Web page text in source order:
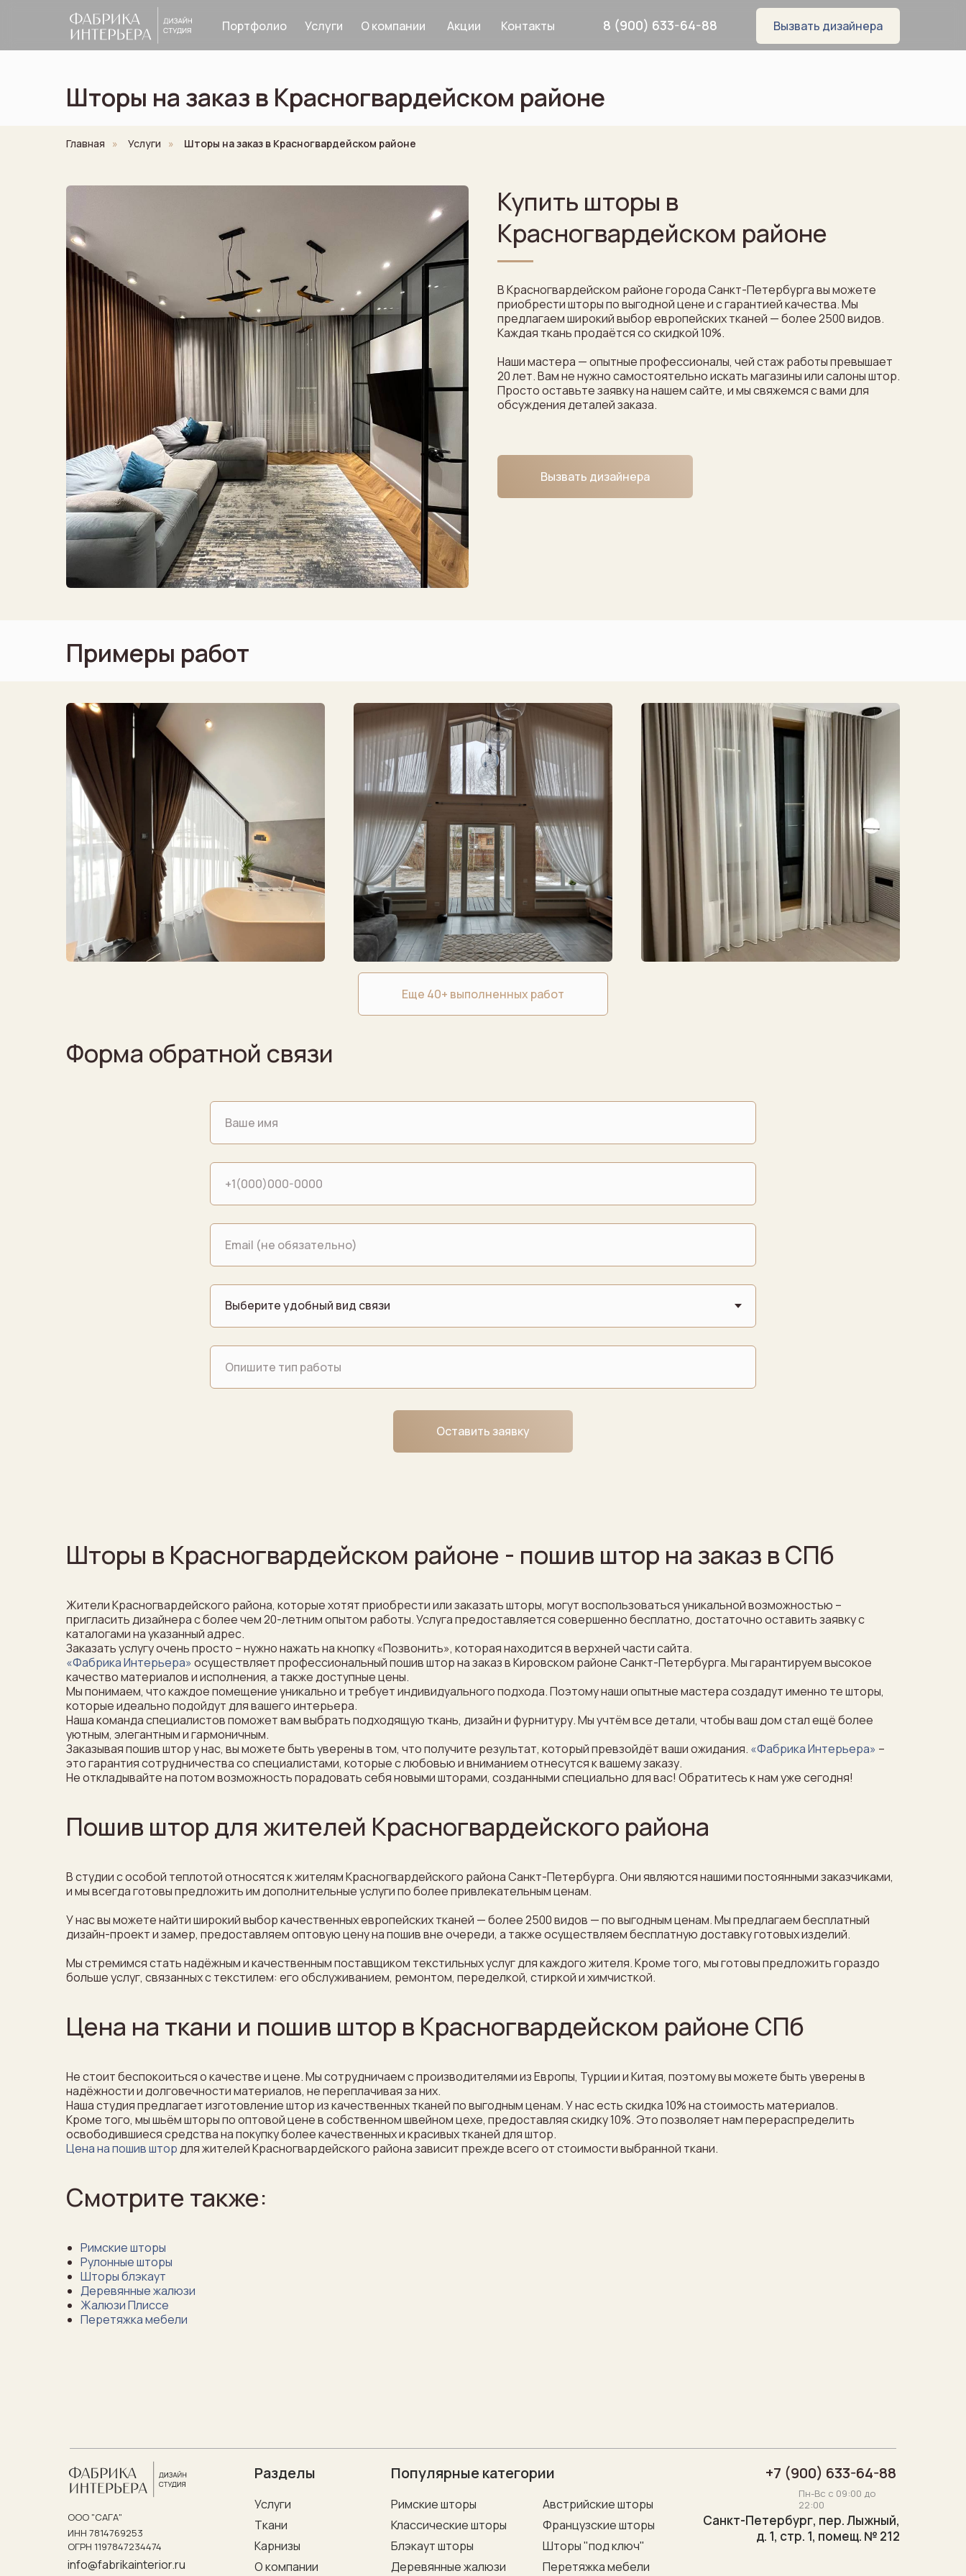
8 900 633 64 88
8 (900) 633-64-88
WhatsApp
Вызвать дизайнера
О компании
Портфолио Контакты
Портфолио Услуги О компании
Дизайнерам
Контакты
Акции
Шторы на заказ в Красногвардейском районе
Главная » Услуги » Шторы на заказ в Красногвардейском районе
Купить шторы в
Красногвардейском районе
В Красногвардейском районе города Санкт-Петербурга вы можете
приобрести шторы по выгодной цене и с гарантией качества. Мы
предлагаем широкий выбор европейских тканей — более 2500 видов.
Каждая ткань продаётся со скидкой 10%.
Наши мастера — опытные профессионалы, чей стаж работы превышает
20 лет. Вам не нужно самостоятельно искать магазины или салоны штор.
Просто оставьте заявку на нашем сайте, и мы свяжемся с вами для
обсуждения деталей заказа.
Вызвать дизайнера
Примеры работ
Еще 40+ выполненных работ
Форма обратной связи
Оставить заявку
Шторы в Красногвардейском районе - пошив штор на заказ в СПб
Жители Красногвардейского района, которые хотят приобрести или заказать шторы, могут воспользоваться уникальной возможностью –
пригласить дизайнера с более чем 20-летним опытом работы. Услуга предоставляется совершенно бесплатно, достаточно оставить заявку с
каталогами на указанный адрес.
Заказать услугу очень просто – нужно нажать на кнопку «Позвонить», которая находится в верхней части сайта.
«Фабрика Интерьера» осуществляет профессиональный пошив штор на заказ в Кировском районе Санкт-Петербурга. Мы гарантируем высокое
качество материалов и исполнения, а также доступные цены.
Мы понимаем, что каждое помещение уникально и требует индивидуального подхода. Поэтому наши опытные мастера создадут именно те шторы,
которые идеально подойдут для вашего интерьера.
Наша команда специалистов поможет вам выбрать подходящую ткань, дизайн и фурнитуру. Мы учтём все детали, чтобы ваш дом стал ещё более
уютным, элегантным и гармоничным.
Заказывая пошив штор у нас, вы можете быть уверены в том, что получите результат, который превзойдёт ваши ожидания. «Фабрика Интерьера» –
это гарантия сотрудничества со специалистами, которые с любовью и вниманием отнесутся к вашему заказу.
Не откладывайте на потом возможность порадовать себя новыми шторами, созданными специально для вас! Обратитесь к нам уже сегодня!
Пошив штор для жителей Красногвардейского района
В студии с особой теплотой относятся к жителям Красногвардейского района Санкт-Петербурга. Они являются нашими постоянными заказчиками,
и мы всегда готовы предложить им дополнительные услуги по более привлекательным ценам.
У нас вы можете найти широкий выбор качественных европейских тканей — более 2500 видов — по выгодным ценам. Мы предлагаем бесплатный
дизайн-проект и замер, предоставляем оптовую цену на пошив вне очереди, а также осуществляем бесплатную доставку готовых изделий.
Мы стремимся стать надёжным и качественным поставщиком текстильных услуг для каждого жителя. Кроме того, мы готовы предложить гораздо
больше услуг, связанных с текстилем: его обслуживанием, ремонтом, переделкой, стиркой и химчисткой.
Цена на ткани и пошив штор в Красногвардейском районе СПб
Не стоит беспокоиться о качестве и цене. Мы сотрудничаем с производителями из Европы, Турции и Китая, поэтому вы можете быть уверены в
надёжности и долговечности материалов, не переплачивая за них.
Наша студия предлагает изготовление штор из качественных тканей по выгодным ценам. У нас есть скидка 10% на стоимость материалов.
Кроме того, мы шьём шторы по оптовой цене в собственном швейном цехе, предоставляя скидку 10%. Это позволяет нам перераспределить
освободившиеся средства на покупку более качественных и красивых тканей для штор.
Цена на пошив штордля жителей Красногвардейского района зависит прежде всего от стоимости выбранной ткани.
Смотрите также:
Римские шторы
Рулонные шторы
Шторы блэкаут
Деревянные жалюзи
Жалюзи Плиссе
Перетяжка мебели
ООО "САГА"
ИНН 7814769253
info@fabrikainterior.ru
Разделы
О компании
Ткани
Услуги
Популярные категории
Римские шторы
Классические шторы
Блэкаут шторы
Деревянные жалюзи
Шторы "под ключ"
Перетяжка мебели
+7 (900) 633-64-88
Пн-Вс с 09:00 до
22:00
Австрийские шторы
Французские шторы
ОГРН 1197847234474 Карнизы
Санкт-Петербург, пер. Лыжный,
д. 1, стр. 1, помещ. № 212